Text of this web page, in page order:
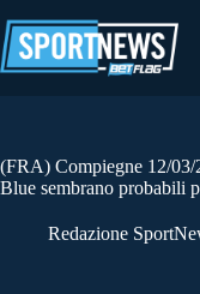
al
contenuto
(FRA) Compiegne 12/
Blue sembrano probabili
Redazione